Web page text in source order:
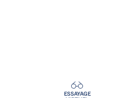
ESSAYAGE